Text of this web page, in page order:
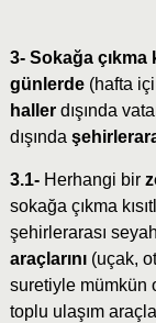
3- Sokağa çıkma
günlerde (hafta
haller dışında
dışında
3.1- Herhangi bir
sokağa çıkma
şehirlerarası
araçlarını (uçak,
suretiyle mümkün
toplu ulaşım